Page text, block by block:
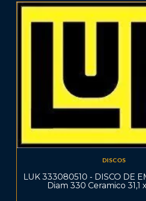
DISCOS
LUK 333080510 - DISCO DE
Diam 330 Ceramico 31,1